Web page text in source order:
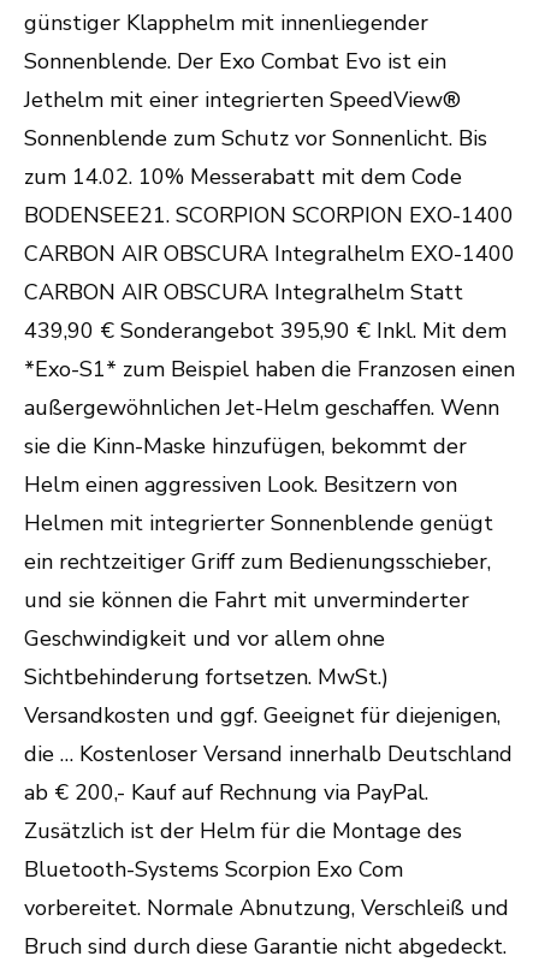
günstiger Klapphelm mit innenliegender
Sonnenblende. Der Exo Combat Evo ist ein
Jethelm mit einer integrierten SpeedView®
Sonnenblende zum Schutz vor Sonnenlicht. Bis
zum 14.02. 10% Messerabatt mit dem Code
BODENSEE21. SCORPION SCORPION EXO-1400
CARBON AIR OBSCURA Integralhelm EXO-1400
CARBON AIR OBSCURA Integralhelm Statt
439,90 € Sonderangebot 395,90 € Inkl. Mit dem
*Exo-S1* zum Beispiel haben die Franzosen einen
außergewöhnlichen Jet-Helm geschaffen. Wenn
sie die Kinn-Maske hinzufügen, bekommt der
Helm einen aggressiven Look. Besitzern von
Helmen mit integrierter Sonnenblende genügt
ein rechtzeitiger Griff zum Bedienungsschieber,
und sie können die Fahrt mit unverminderter
Geschwindigkeit und vor allem ohne
Sichtbehinderung fortsetzen. MwSt.)
Versandkosten und ggf. Geeignet für diejenigen,
die … Kostenloser Versand innerhalb Deutschland
ab € 200,- Kauf auf Rechnung via PayPal.
Zusätzlich ist der Helm für die Montage des
Bluetooth-Systems Scorpion Exo Com
vorbereitet. Normale Abnutzung, Verschleiß und
Bruch sind durch diese Garantie nicht abgedeckt.